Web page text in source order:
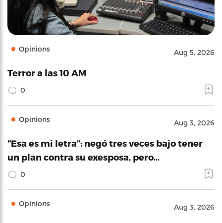
Opinions Aug 5, 2026
Terror a las 10 AM
0
Opinions Aug 3, 2026
“Esa es mi letra”: negó tres veces bajo tener
un plan contra su exesposa, pero…
0
Opinions Aug 3, 2026